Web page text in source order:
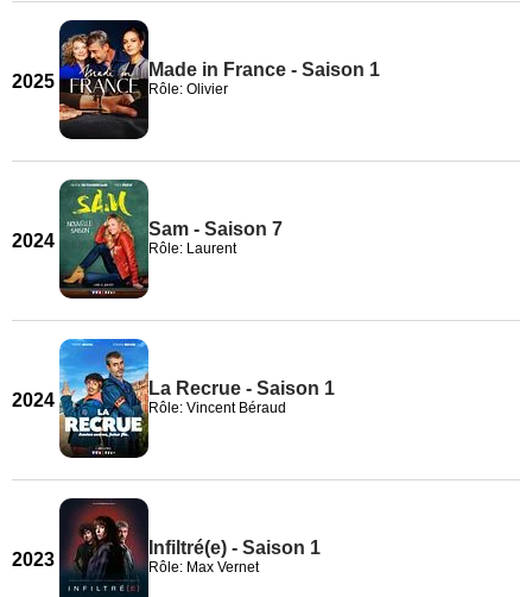
2025
Made in France - Saison 1
Rôle: Olivier
2024
Sam - Saison 7
Rôle: Laurent
2024
La Recrue - Saison 1
Rôle: Vincent Béraud
2023
Infiltré(e) - Saison 1
Rôle: Max Vernet